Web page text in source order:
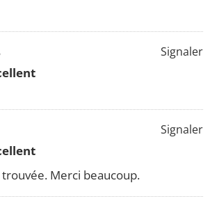
Signaler
Signaler
Merci beaucoup.